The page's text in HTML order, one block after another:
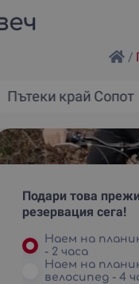
/
Пътеки край Сопот
Подари това
резервация сега!
Наем на
- 2 часа
Наем на
велосипед - 4